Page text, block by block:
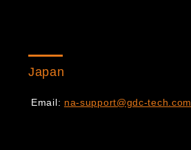
Japan
Email: na-support@gdc-tech.com